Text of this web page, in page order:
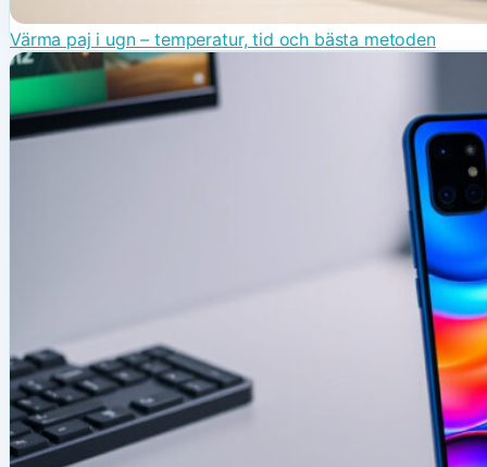
Värma paj i ugn – temperatur, tid och bästa metoden